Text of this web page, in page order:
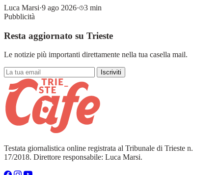
Luca Marsi·9 ago 2026·
3 min
Pubblicità
Resta aggiornato su Trieste
Le notizie più importanti direttamente nella tua casella mail.
Iscriviti
Testata giornalistica online registrata al Tribunale di Trieste n.
17/2018. Direttore responsabile: Luca Marsi.